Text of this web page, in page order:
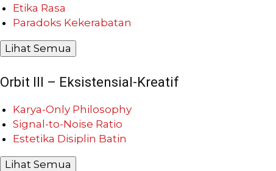
Etika Rasa
Paradoks Kekerabatan
Lihat Semua
Orbit III – Eksistensial-Kreatif
Karya-Only Philosophy
Signal-to-Noise Ratio
Estetika Disiplin Batin
Lihat Semua